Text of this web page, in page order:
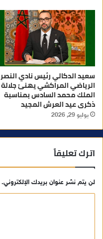
سعيد الدكالي رئيس نادي النصر
الرياضي المراكشي يهنئ جلالة
الملك محمد السادس بمناسبة
ذكرى عيد العرش المجيد
يوليو 29, 2026
اترك تعليقاً
لن يتم نشر عنوان بريدك الإلكتروني.